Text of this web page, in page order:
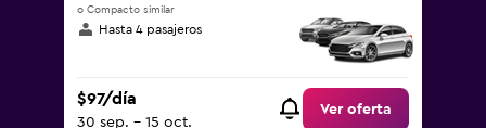
o Compacto similar
Hasta 4 pasajeros
$97/día
30 sep. - 15 oct.
Ver oferta